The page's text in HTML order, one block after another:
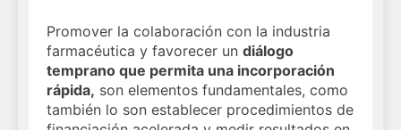
Promover la colaboración con la industria
farmacéutica y favorecer un diálogo
temprano que permita una incorporación
rápida, son elementos fundamentales, como
también lo son establecer procedimientos de